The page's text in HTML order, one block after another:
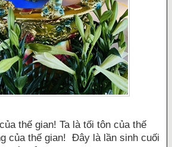
thế gian! Ta là tối tôn của thế
của thế gian! Đây là lần sinh cuối